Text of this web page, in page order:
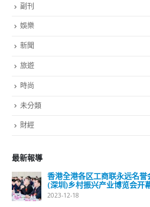
副刊
娛樂
新聞
旅遊
時尚
未分類
財經
最新報導
香港全港各区工商联永远名
(深圳)乡村振兴产业博览会开
2023-12-18